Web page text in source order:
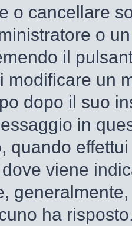
o cancellare
o
il
modificare un
dopo il suo
in
quando
viene
ha